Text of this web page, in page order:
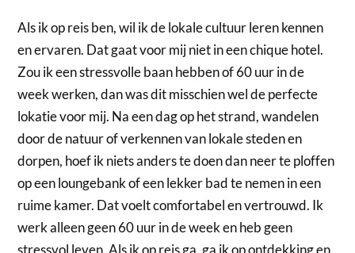
Als ik op reis ben, wil ik de lokale cultuur leren kennen
en ervaren. Dat gaat voor mij niet in een chique hotel.
Zou ik een stressvolle baan hebben of 60 uur in de
week werken, dan was dit misschien wel de perfecte
lokatie voor mij. Na een dag op het strand, wandelen
door de natuur of verkennen van lokale steden en
dorpen, hoef ik niets anders te doen dan neer te ploffen
op een loungebank of een lekker bad te nemen in een
ruime kamer. Dat voelt comfortabel en vertrouwd. Ik
werk alleen geen 60 uur in de week en heb geen